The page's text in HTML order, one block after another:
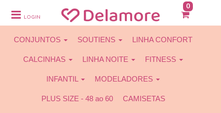
CONJUNTOS
LOGIN
0
CONJUNTOS SOUTIENS LINHA CONFORT
CALCINHAS LINHA NOITE FITNESS
INFANTIL MODELADORES
PLUS SIZE - 48 ao 60 CAMISETAS